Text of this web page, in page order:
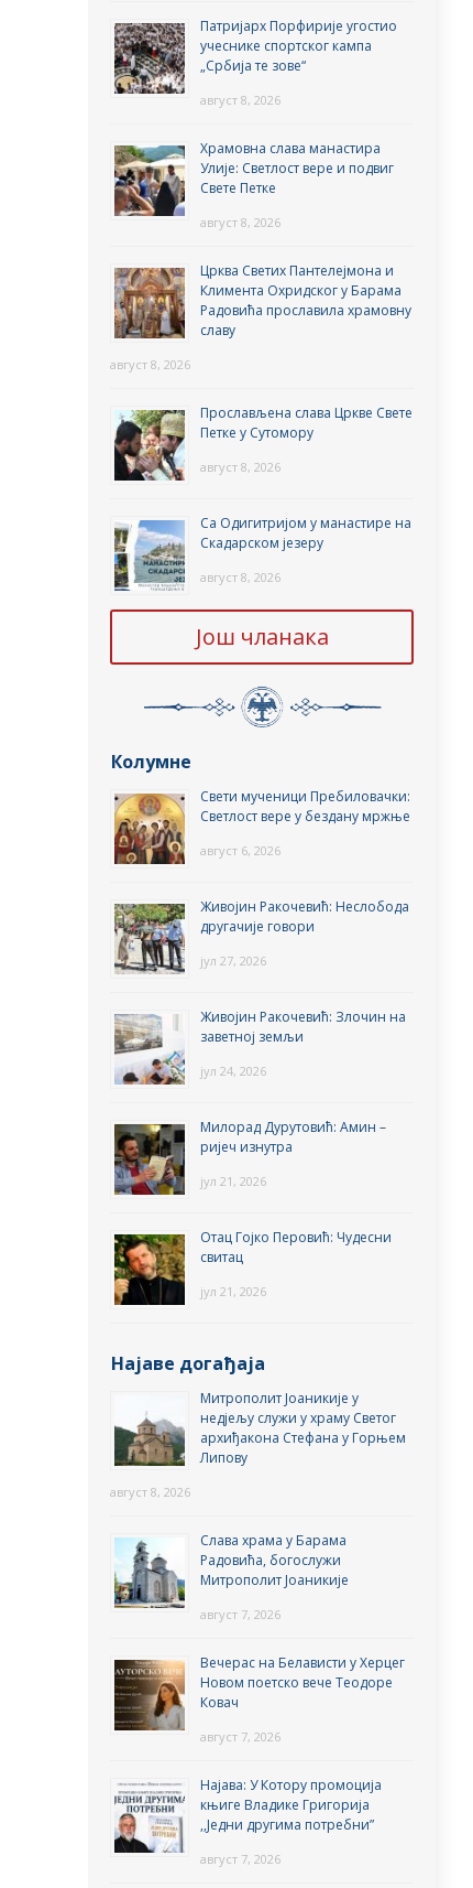
Патријарх Порфирије угостио
учеснике спортског кампа
„Србија те зове“
август 8, 2026
Храмовна слава манастира
Улије: Светлост вере и подвиг
Свете Петке
август 8, 2026
Црква Светих Пантелејмона и
Климента Охридског у Барама
Радовића прославила храмовну
славу
август 8, 2026
Прослављена слава Цркве Свете
Петке у Сутомору
август 8, 2026
Са Одигитријом у манастире на
Скадарском језеру
август 8, 2026
Још чланака
Колумне
Свети мученици Пребиловачки:
Светлост вере у бездану мржње
август 6, 2026
Живојин Ракочевић: Неслобода
другачије говори
јул 27, 2026
Живојин Ракочевић: Злочин на
заветној земљи
јул 24, 2026
Милорад Дурутовић: Амин –
ријеч изнутра
јул 21, 2026
Отац Гојко Перовић: Чудесни
свитац
јул 21, 2026
Најаве догађаја
Митрополит Јоаникије у
недјељу служи у храму Светог
архиђакона Стефана у Горњем
Липову
август 8, 2026
Слава храма у Барама
Радовића, богослужи
Митрополит Јоаникије
август 7, 2026
Вечерас на Белависти у Херцег
Новом поетско вече Теодоре
Ковач
август 7, 2026
Најава: У Котору промоција
књиге Владике Григорија
,,Једни другима потребни”
август 7, 2026